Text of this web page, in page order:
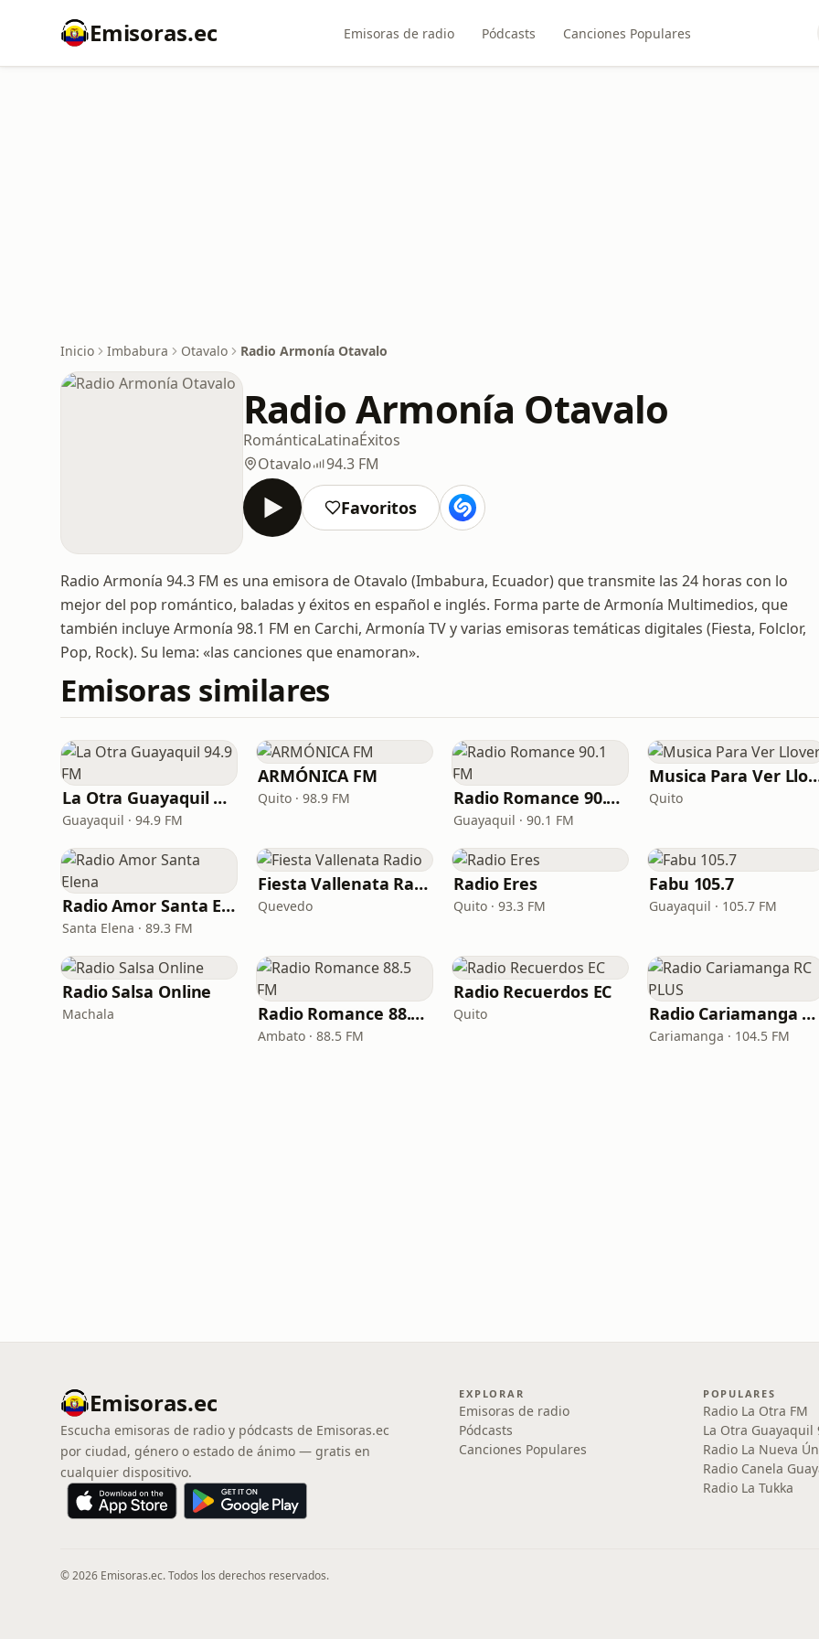
Emisoras.ec Emisoras de radio Pódcasts Canciones Populares
Inicio Imbabura Otavalo Radio Armonía Otavalo
Radio Armonía Otavalo
RománticaLatinaÉxitos
Otavalo
94.3 FM
Favoritos
Radio Armonía 94.3 FM es una emisora de Otavalo (Imbabura, Ecuador) que transmite las 24 horas con lo
mejor del pop romántico, baladas y éxitos en español e inglés. Forma parte de Armonía Multimedios, que
también incluye Armonía 98.1 FM en Carchi, Armonía TV y varias emisoras temáticas digitales (Fiesta, Folclor,
Pop, Rock). Su lema: «las canciones que enamoran».
Emisoras similares
La Otra Guayaquil 94.9 FM
Guayaquil · 94.9 FM
ARMÓNICA FM
Quito · 98.9 FM Radio Romance 90.1 FM
Guayaquil · 90.1 FM
Musica
Quito
Radio Amor Santa Elena
Santa Elena · 89.3 FM
Fiesta Vallenata Radio
Quevedo
Radio Eres
Quito · 93.3 FM
Fabu 105.7
Guayaquil · 105.7 FM
Radio Salsa Online
Machala Radio Romance 88.5 FM
Ambato · 88.5 FM
Radio Recuerdos EC
Quito Radio Cariamanga RC PLUS
Cariamanga · 104.5 FM
Emisoras.ec
Escucha emisoras de radio y pódcasts de Emisoras.ec
por ciudad, género o estado de ánimo — gratis en
cualquier dispositivo.
EXPLORAR
Emisoras de radio
Pódcasts
Canciones Populares
POPULARES
Radio La Otra FM
La Otra Guayaquil
Radio La Nueva
Radio Canela
Radio La Tukka
© 2026 Emisoras.ec. Todos los derechos reservados.